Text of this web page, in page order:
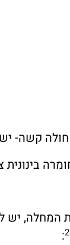
המחלה, יש
2
: